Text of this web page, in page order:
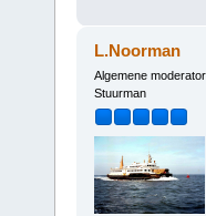
L.Noorman
Algemene moderator
Stuurman